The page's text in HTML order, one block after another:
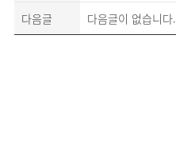
다음글 다음글이 없습니다.